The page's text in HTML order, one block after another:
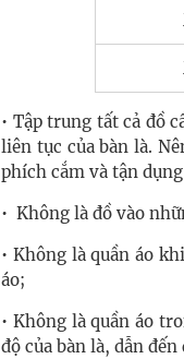
• Tập trung tất cả đồ
liên tục của bàn là.
phích cắm và tận
• Không là đồ vào
• Không là quần áo
áo;
• Không là quần áo
độ của bàn là, dẫn